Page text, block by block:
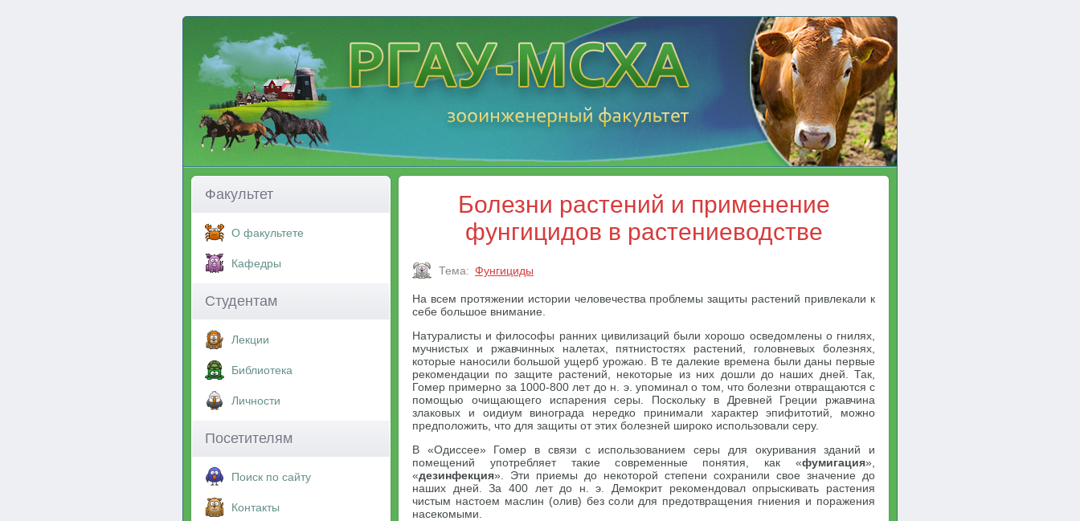
Факультет
О факультете
Кафедры
Студентам
Лекции
Библиотека
Личности
Посетителям
Поиск по сайту
Контакты
Болезни растений и применение
фунгицидов в растениеводстве
Тема: Фунгициды
На всем протяжении истории человечества проблемы защиты растений привлекали к
себе большое внимание.
Натуралисты и философы ранних цивилизаций были хорошо осведомлены о гнилях,
мучнистых и ржавчинных налетах, пятнистостях растений, головневых болезнях,
которые наносили большой ущерб урожаю. В те далекие времена были даны первые
рекомендации по защите растений, некоторые из них дошли до наших дней. Так,
Гомер примерно за 1000-800 лет до н. э. упоминал о том, что болезни отвращаются с
помощью очищающего испарения серы. Поскольку в Древней Греции ржавчина
злаковых и оидиум винограда нередко принимали характер эпифитотий, можно
предположить, что для защиты от этих болезней широко использовали серу.
В «Одиссее» Гомер в связи с использованием серы для окуривания зданий и
помещений употребляет такие современные понятия, как «фумигация»,
«дезинфекция». Эти приемы до некоторой степени сохранили свое значение до
наших дней. За 400 лет до н. э. Демокрит рекомендовал опрыскивать растения
чистым настоем маслин (олив) без соли для предотвращения гниения и поражения
насекомыми.